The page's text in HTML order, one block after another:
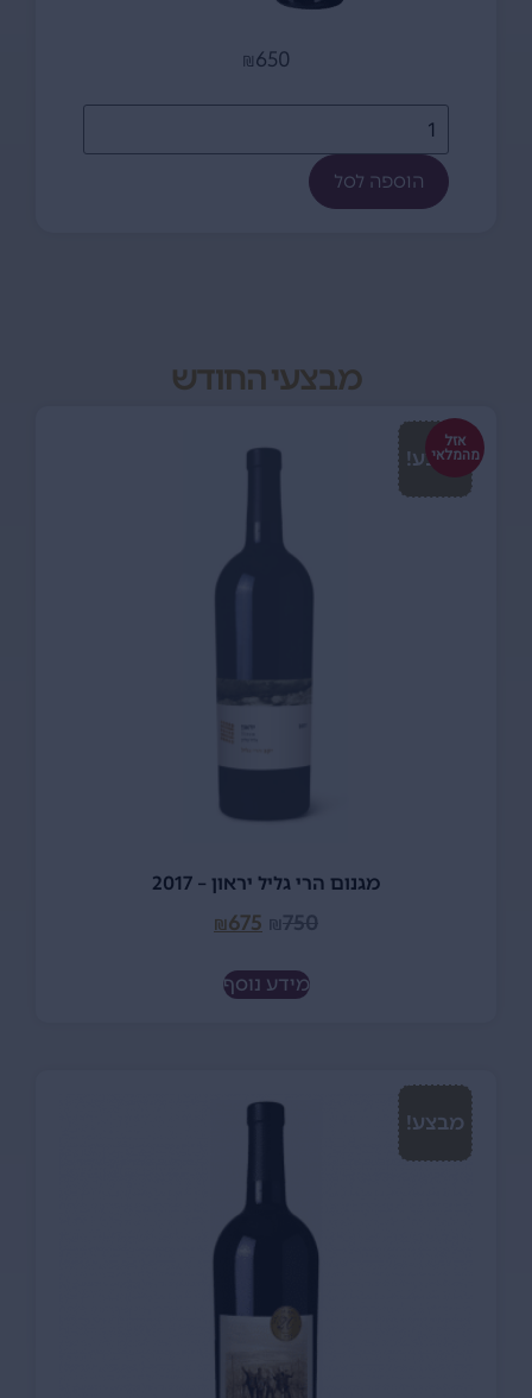
₪ 650
הוספה לסל
מבצעי החודש
SALE מבצע!
אזל
מהמלאי
מגנום הרי גליל יראון – 2017
₪ 750
₪675
מידע נוסף
מבצע!